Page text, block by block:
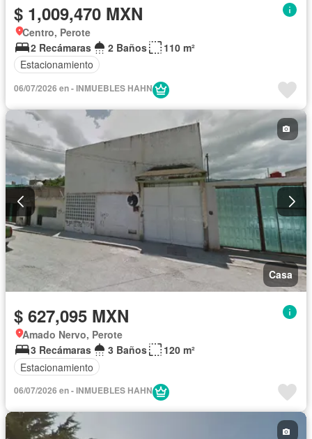
$ 1,009,470 MXN
Centro, Perote
2 Recámaras
2 Baños
110 m²
Estacionamiento
06/07/2026 en - INMUEBLES HAHN
Casa
$ 627,095 MXN
Amado Nervo, Perote
3 Recámaras
3 Baños
120 m²
Estacionamiento
06/07/2026 en - INMUEBLES HAHN